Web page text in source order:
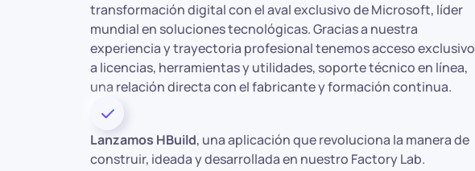
transformación digital con el aval exclusivo de Microsoft, líder
mundial en soluciones tecnológicas. Gracias a nuestra
experiencia y trayectoria profesional tenemos acceso exclusivo
a licencias, herramientas y utilidades, soporte técnico en línea,
una relación directa con el fabricante y formación continua.
Lanzamos HBuild, una aplicación que revoluciona la manera de
construir, ideada y desarrollada en nuestro Factory Lab.